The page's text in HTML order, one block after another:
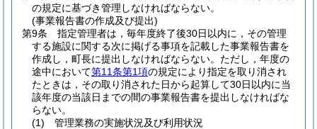
の規定に基づき管理しなければならない。
(事業報告書の作成及び提出)
第9条
指定管理者は，毎年度終了後30日以内に，その管理
する施設に関する次に掲げる事項を記載した事業報告書を
作成し，町長に提出しなければならない。 ただし，年度の
途中において第11条第1項の規定により指定を取り消され
たときは，その取り消された日から起算して30日以内に当
該年度の当該日までの間の事業報告書を提出しなければな
らない。
(1)
管理業務の実施状況及び利用状況